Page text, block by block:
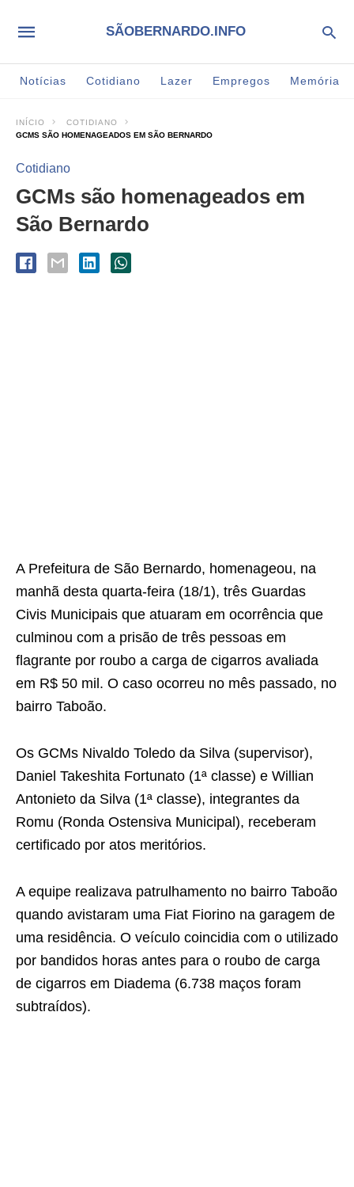
SÃOBERNARDO.INFO
Notícias Cotidiano Lazer Empregos Memória
INÍCIO
COTIDIANO
GCMS SÃO HOMENAGEADOS EM SÃO BERNARDO
Cotidiano
GCMs são homenageados em
São Bernardo
A Prefeitura de São Bernardo, homenageou, na
manhã desta quarta-feira (18/1), três Guardas
Civis Municipais que atuaram em ocorrência que
culminou com a prisão de três pessoas em
flagrante por roubo a carga de cigarros avaliada
em R$ 50 mil. O caso ocorreu no mês passado, no
bairro Taboão.
Os GCMs Nivaldo Toledo da Silva (supervisor),
Daniel Takeshita Fortunato (1ª classe) e Willian
Antonieto da Silva (1ª classe), integrantes da
Romu (Ronda Ostensiva Municipal), receberam
certificado por atos meritórios.
A equipe realizava patrulhamento no bairro Taboão
quando avistaram uma Fiat Fiorino na garagem de
uma residência. O veículo coincidia com o utilizado
por bandidos horas antes para o roubo de carga
de cigarros em Diadema (6.738 maços foram
subtraídos).